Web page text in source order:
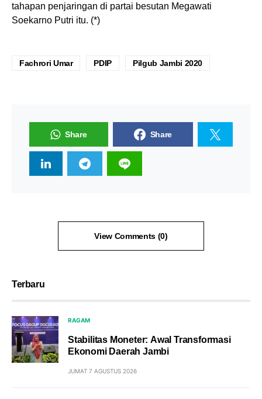
tahapan penjaringan di partai besutan Megawati
Soekarno Putri itu. (*)
Fachrori Umar PDIP Pilgub Jambi 2020
Share Share
View Comments (0)
Terbaru
RAGAM
Stabilitas Moneter: Awal Transformasi
Ekonomi Daerah Jambi
JUMAT 7 AGUSTUS 2026